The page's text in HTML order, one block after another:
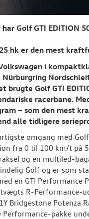
Golf GTI EDITION
hk er den mest
i
Golf GTI
racerbane.
– som den mest
alle tidligere
omgang med
fra 0 til 100 km/t på
og en multiled-
Golf og er som
en GTI Performance
R-Performance-
Bridgestone Potenza
pakke